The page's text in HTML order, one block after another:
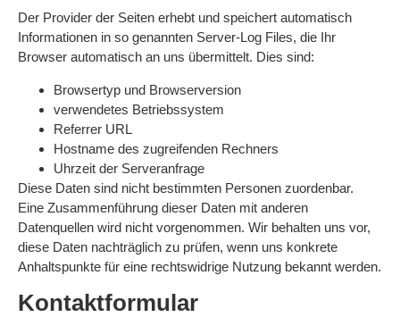
Der Provider der Seiten erhebt und speichert automatisch
Informationen in so genannten Server-Log Files, die Ihr
Browser automatisch an uns übermittelt. Dies sind:
Browsertyp und Browserversion
verwendetes Betriebssystem
Referrer URL
Hostname des zugreifenden Rechners
Uhrzeit der Serveranfrage
Diese Daten sind nicht bestimmten Personen zuordenbar.
Eine Zusammenführung dieser Daten mit anderen
Datenquellen wird nicht vorgenommen. Wir behalten uns vor,
diese Daten nachträglich zu prüfen, wenn uns konkrete
Anhaltspunkte für eine rechtswidrige Nutzung bekannt werden.
Kontaktformular